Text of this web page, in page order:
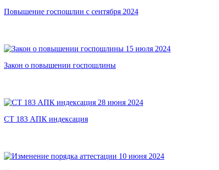
Повышение госпошлин с сентября 2024
15 июля 2024
Закон о повышении госпошлины
28 июня 2024
СТ 183 АПК индексация
10 июня 2024